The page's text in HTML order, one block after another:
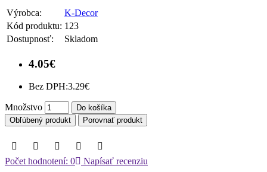
Výrobca:
K-Decor
Kód produktu: 123
Dostupnosť:
Skladom
4.05€
Bez DPH:3.29€
Množstvo
Do košíka
Obľúbený produkt
Porovnať produkt
Počet hodnotení: 0 Napísať recenziu